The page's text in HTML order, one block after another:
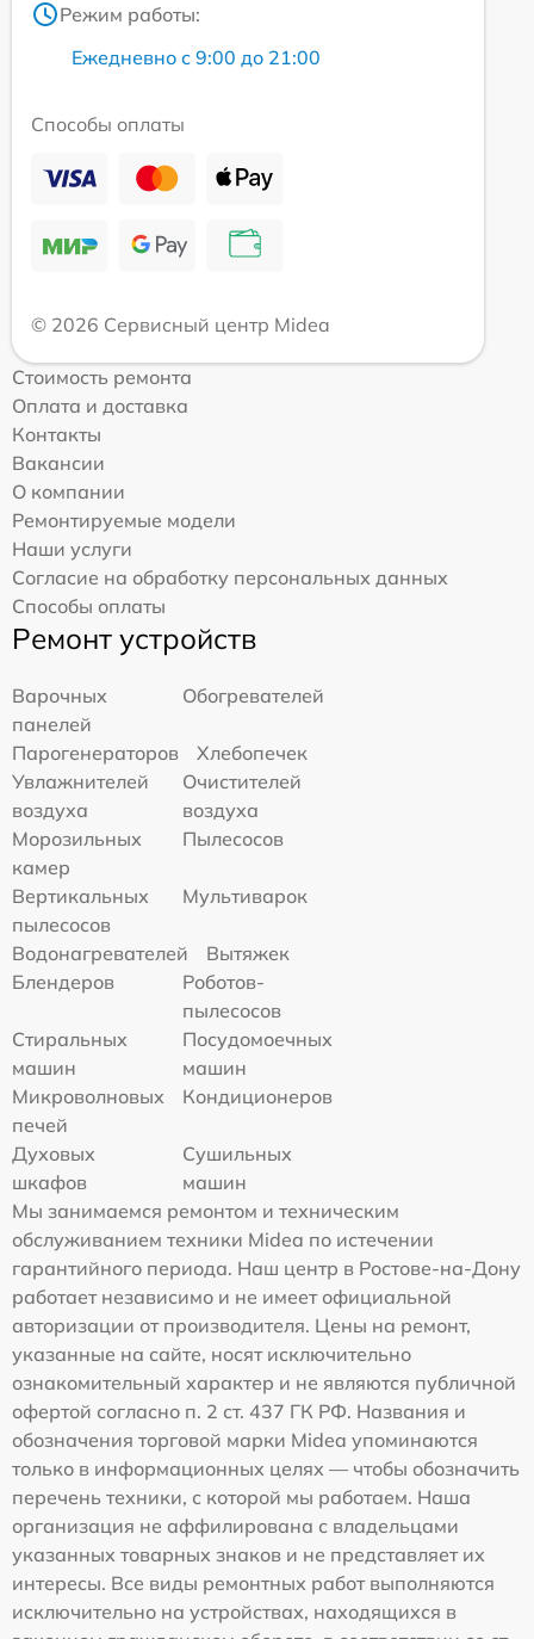
Режим работы:
Ежедневно с 9:00 до 21:00
Способы оплаты
© 2026 Сервисный центр Midea
Стоимость ремонта
Оплата и доставка
Контакты
Вакансии
О компании
Ремонтируемые модели
Наши услуги
Согласие на обработку персональных данных
Способы оплаты
Ремонт устройств
Варочных
панелей
Обогревателей
Парогенераторов
Хлебопечек
Увлажнителей
воздуха
Очистителей
воздуха
Морозильных
камер
Пылесосов
Вертикальных
пылесосов
Мультиварок
Водонагревателей
Вытяжек
Блендеров
Роботов-
пылесосов
Стиральных
машин
Посудомоечных
машин
Микроволновых
печей
Кондиционеров
Духовых
шкафов
Сушильных
машин
Мы занимаемся ремонтом и техническим
обслуживанием техники Midea по истечении
гарантийного периода. Наш центр в Ростове-на-Дону
работает независимо и не имеет официальной
авторизации от производителя. Цены на ремонт,
указанные на сайте, носят исключительно
ознакомительный характер и не являются публичной
офертой согласно п. 2 ст. 437 ГК РФ. Названия и
обозначения торговой марки Midea упоминаются
только в информационных целях — чтобы обозначить
перечень техники, с которой мы работаем. Наша
организация не аффилирована с владельцами
указанных товарных знаков и не представляет их
интересы. Все виды ремонтных работ выполняются
исключительно на устройствах, находящихся в